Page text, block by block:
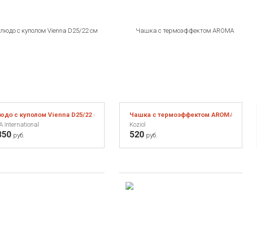
с куполом Vienna D25/22 см
International
руб.
Чашка с термоэффектом AROMA M, 270
Koziol
520 руб.